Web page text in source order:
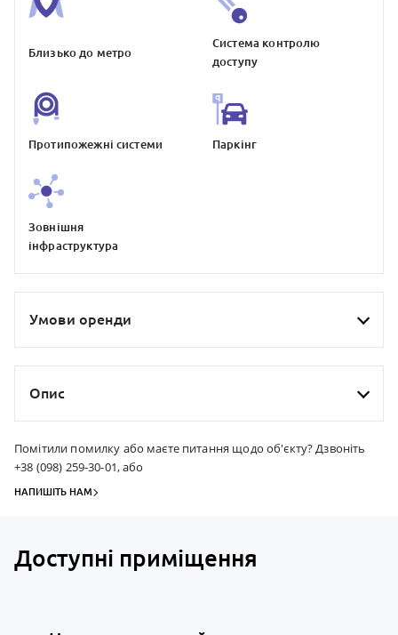
Близько до метро
Система контролю
доступу
Протипожежнi системи Паркiнг
Зовнiшня
iнфраструктура
Умови оренди
Опис
Помітили помилку або маєте питання щодо об'єкту? Дзвоніть
+38 (098) 259-30-01, або
НАПИШІТЬ НАМ
Доступні приміщення